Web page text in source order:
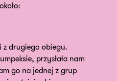
z drugiego obiegu.
przysłała nam
go na jednej z grup